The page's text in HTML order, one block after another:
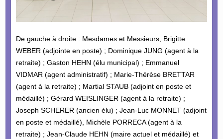
De gauche à droite : Mesdames et Messieurs, Brigitte
WEBER (adjointe en poste) ; Dominique JUNG (agent à la
retraite) ; Gaston HEHN (élu municipal) ; Emmanuel
VIDMAR (agent administratif) ; Marie-Thérèse BRETTAR
(agent à la retraite) ; Martial STAUB (adjoint en poste et
médaillé) ; Gérard WEISLINGER (agent à la retraite) ;
Joseph SCHERER (ancien élu) ; Jean-Luc MONNET (adjoint
en poste et médaillé), Michèle PORRECA (agent à la
retraite) ; Jean-Claude HEHN (maire actuel et médaillé) et